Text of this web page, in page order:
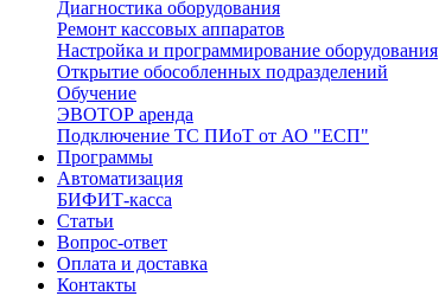
Диагностика оборудования
Ремонт кассовых аппаратов
Настройка и программирование оборудования
Открытие обособленных подразделений
Обучение
ЭВОТОР аренда
Подключение ТС ПИоТ от АО "ЕСП"
Программы
Автоматизация
БИФИТ-касса
Статьи
Вопрос-ответ
Оплата и доставка
Контакты